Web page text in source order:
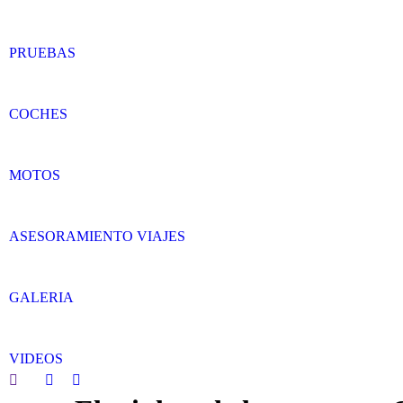
PRUEBAS
COCHES
MOTOS
ASESORAMIENTO VIAJES
GALERIA
VIDEOS
Search:
Facebook
Twitter